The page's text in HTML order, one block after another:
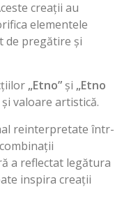
creații au
elementele
de pregătire și
„Etno” și „Etno
valoare artistică.
reinterpretate într-
a reflectat legătura
inspira creații